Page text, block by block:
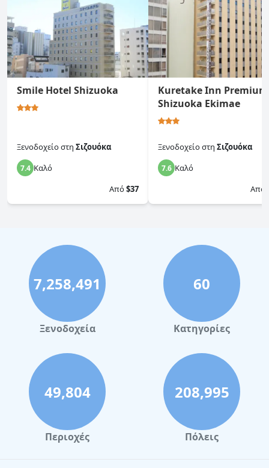
Smile Hotel Shizuoka
Ξενοδοχείοστη Σιζουόκα
7.4 Καλό
Από$37
Kuretake Inn Premium
Shizuoka Ekimae
Ξενοδοχείοστη Σιζουόκα
7.6 Καλό
Από
7,258,491
Ξενοδοχεία
60
Κατηγορίες
49,804
Περιοχές
208,995
Πόλεις